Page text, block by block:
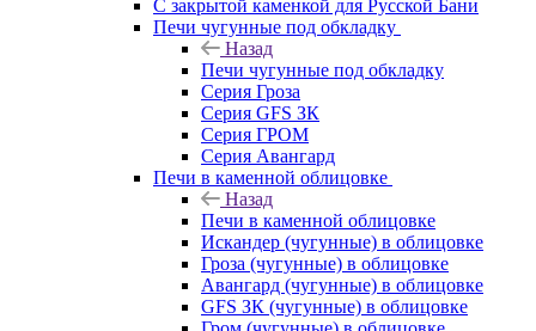
С закрытой каменкой для Русской Бани
Печи чугунные под обкладку
Назад
Печи чугунные под обкладку
Серия Гроза
Серия GFS ЗК
Серия ГРОМ
Серия Авангард
Печи в каменной облицовке
Назад
Печи в каменной облицовке
Искандер (чугунные) в облицовке
Гроза (чугунные) в облицовке
Авангард (чугунные) в облицовке
GFS ЗК (чугунные) в облицовке